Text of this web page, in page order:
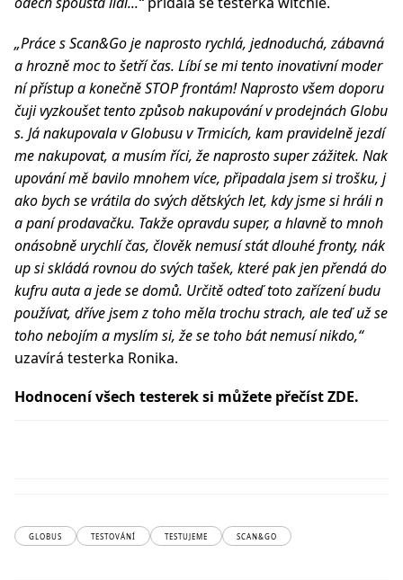
„Práce s Scan&Go je naprosto rychlá, jednoduchá, zábavná
a hrozně moc to šetří čas. Líbí se mi tento inovativní moder
ní přístup a konečně STOP frontám! Naprosto všem doporu
čuji vyzkoušet tento způsob nakupování v prodejnách Globu
s. Já nakupovala v Globusu v Trmicích, kam pravidelně jezdí
me nakupovat, a musím říci, že naprosto super zážitek. Nak
upování mě bavilo mnohem více, připadala jsem si trošku, j
ako bych se vrátila do svých dětských let, kdy jsme si hráli n
a paní prodavačku. Takže opravdu super, a hlavně to mnoh
onásobně urychlí čas, člověk nemusí stát dlouhé fronty, nák
up si skládá rovnou do svých tašek, které pak jen přendá do
kufru auta a jede se domů. Určitě odteď toto zařízení budu
používat, dříve jsem z toho měla trochu strach, ale teď už se
toho nebojím a myslím si, že se toho bát nemusí nikdo,“
uzavírá testerka Ronika.
Hodnocení všech testerek si můžete přečístZDE.
GLOBUS TESTOVÁNÍ TESTUJEME SCAN&GO